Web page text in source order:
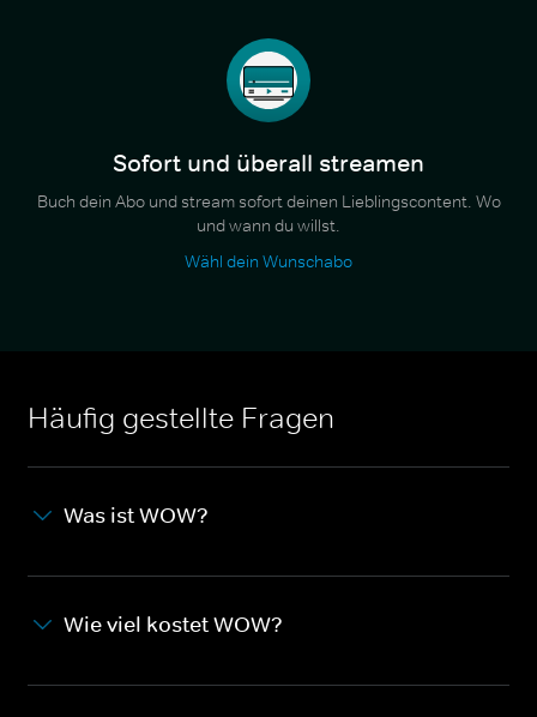
Sofort und überall streamen
Buch dein Abo und stream sofort deinen Lieblingscontent. Wo
und wann du willst.
Wähl dein Wunschabo
Häufig gestellte Fragen
Was ist WOW?
Wie viel kostet WOW?